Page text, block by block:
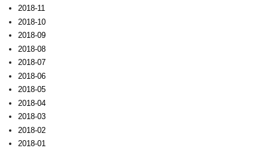
2018-11
2018-10
2018-09
2018-08
2018-07
2018-06
2018-05
2018-04
2018-03
2018-02
2018-01